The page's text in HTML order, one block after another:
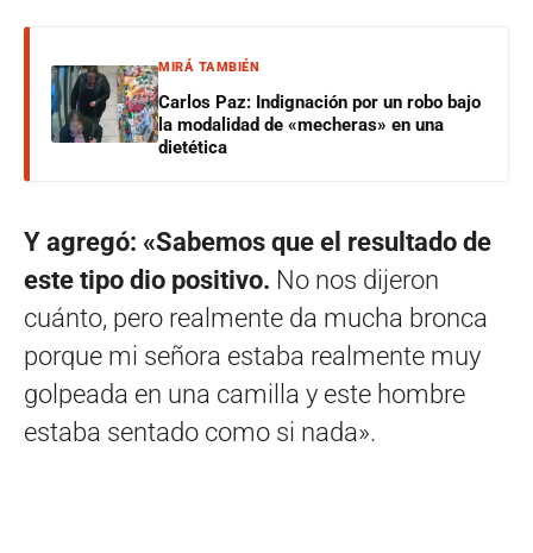
MIRÁ TAMBIÉN
Carlos Paz: Indignación por un robo bajo
la modalidad de «mecheras» en una
dietética
Y agregó: «Sabemos que el resultado de
este tipo dio positivo. No nos dijeron
cuánto, pero realmente da mucha bronca
porque mi señora estaba realmente muy
golpeada en una camilla y este hombre
estaba sentado como si nada».